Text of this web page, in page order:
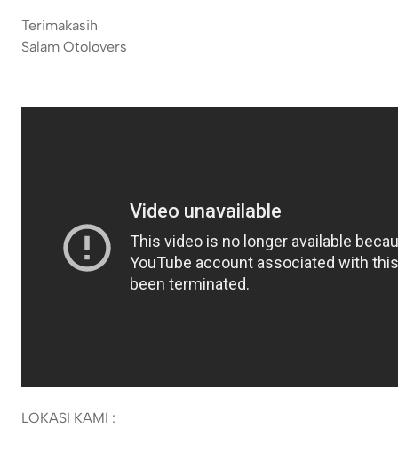
Terimakasih
Salam Otolovers
LOKASI KAMI :